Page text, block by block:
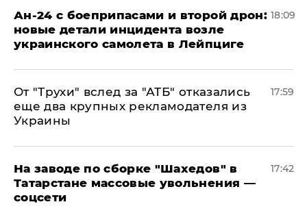
Ан-24 с боеприпасами и второй дрон:
новые детали инцидента возле
украинского самолета в Лейпциге
18:09
От "Трухи" вслед за "АТБ" отказались
еще два крупных рекламодателя из
Украины
17:59
На заводе по сборке "Шахедов" в
Татарстане массовые увольнения —
соцсети
17:42